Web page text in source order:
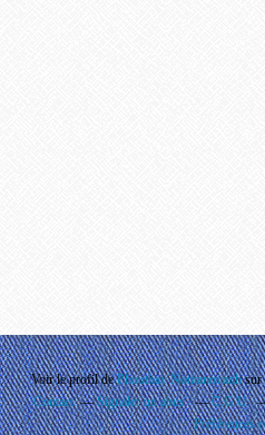
Voir le profil dePhouthay Nontanovanhsur
Contact
Signaler un abus C.G.U.
Préférences